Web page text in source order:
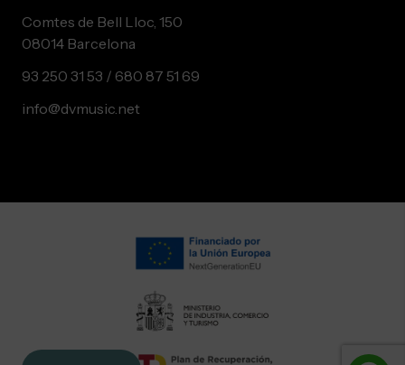
Comtes de Bell Lloc, 150
08014 Barcelona
93 250 31 53 / 680 87 51 69
info@dvmusic.net